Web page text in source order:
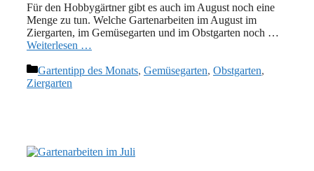
Für den Hobbygärtner gibt es auch im August noch eine
Menge zu tun. Welche Gartenarbeiten im August im
Ziergarten, im Gemüsegarten und im Obstgarten noch …
Weiterlesen …
Kategorien
Gartentipp des Monats, Gemüsegarten, Obstgarten,
Ziergarten